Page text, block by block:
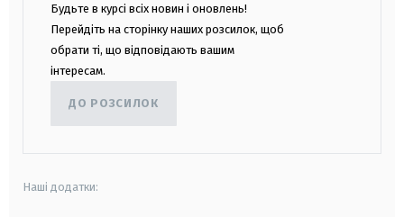
Будьте в курсі всіх новин і оновлень!
Перейдіть на сторінку наших розсилок, щоб
обрати ті, що відповідають вашим
інтересам.
ДО РОЗСИЛОК
Наші додатки: